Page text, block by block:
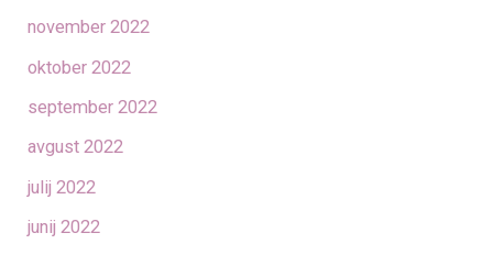
november 2022
oktober 2022
september 2022
avgust 2022
julij 2022
junij 2022